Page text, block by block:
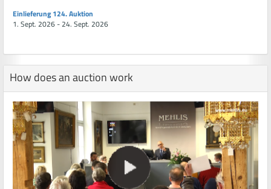
Einlieferung 124. Auktion
1. Sept. 2026 - 24. Sept. 2026
How does an auction work